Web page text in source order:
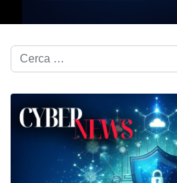
Cerca nel blog...